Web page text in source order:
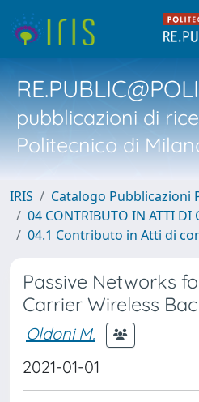
pubblicazioni di
Politecnico di
IRIS
Catalogo Pubblicazioni
04 CONTRIBUTO IN ATTI DI
04.1 Contributo in Atti di
Passive Networks
Carrier Wireless
Oldoni M.
2021-01-01